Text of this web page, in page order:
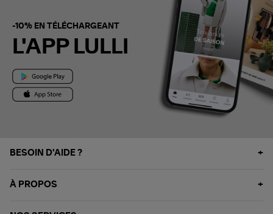
-10% EN TÉLÉCHARGEANT
L'APP LULLI
BESOIN D'AIDE ?
À PROPOS